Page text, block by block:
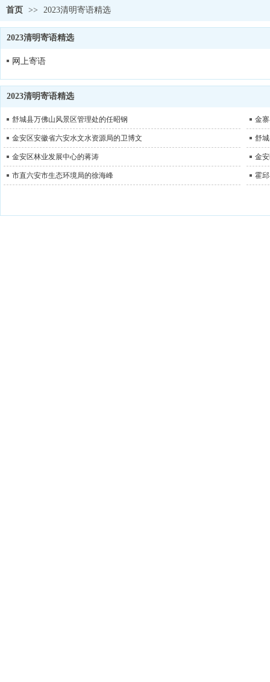
首页 >> 2023清明寄语精选
2023清明寄语精选
网上寄语
2023清明寄语精选
舒城县万佛山风景区管理处的任昭钢 金
金安区安徽省六安水文水资源局的卫博文 舒
金安区林业发展中心的蒋涛 金
市直六安市生态环境局的徐海峰 霍